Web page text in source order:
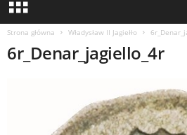
Strona główna Władysław II Jagiełło
6r_Denar_jagiello_4r